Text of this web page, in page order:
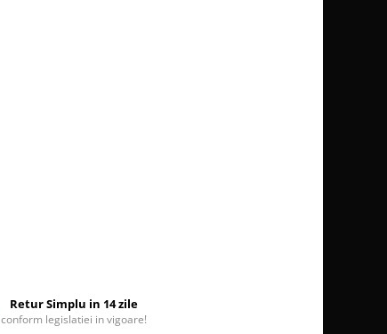
Retur Simplu in 14 zile
conform legislatiei in vigoare!